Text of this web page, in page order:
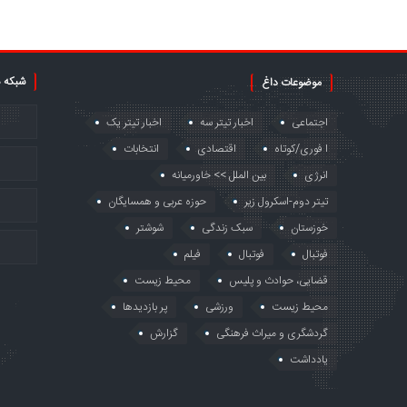
موضوعات داغ
اجتماعی اخبار تیتر سه
اخبار تیتر یک
ا فوری/کوتاه
اقتصادی
انتخابات
انرژی
بین الملل >> خاورمیانه
تیتر دوم-اسکرول زیر
حوزه عربی و همسایگان
خوزستان
سبک زندگی
شوشتر
فوتبال
فوتبال
فیلم
قضایی، حوادث و پلیس
محیط زیست
محیط زیست
ورزشی
پر بازدیدها
گردشگری و میراث فرهنگی
گزارش
یادداشت
شبکه